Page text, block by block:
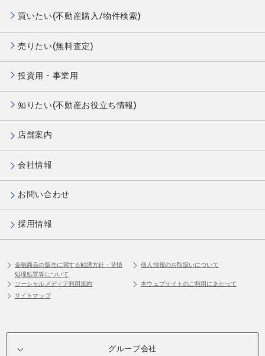
買いたい(不動産購入/物件検索)
売りたい(無料査定)
投資用・事業用
知りたい(不動産お役立ち情報)
店舗案内
会社情報
お問い合わせ
採用情報
金融商品の販売に関する勧誘方針・苦情
処理処置等について
個人情報のお取扱いについて
ソーシャルメディア利用規約
本ウェブサイトのご利用にあたって
サイトマップ
グループ会社